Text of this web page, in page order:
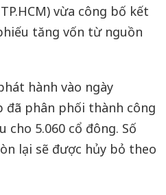
) vừa công bố kết
tăng vốn từ nguồn
hành vào ngày
đã phân phối thành công
cho 5.060 cổ đông. Số
lại sẽ được hủy bỏ theo